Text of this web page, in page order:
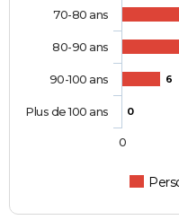
6
0
70-80 ans
80-90 ans
90-100 ans
Plus de 100 ans
0